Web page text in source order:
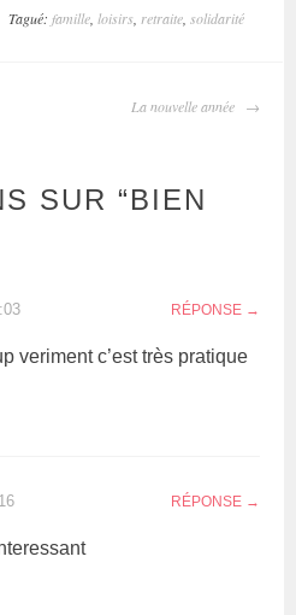
Tagué: famille ,loisirs retraite ,solidarité
La nouvelle année
SUR “BIEN
RÉPONSE
veriment c’est très pratique
RÉPONSE